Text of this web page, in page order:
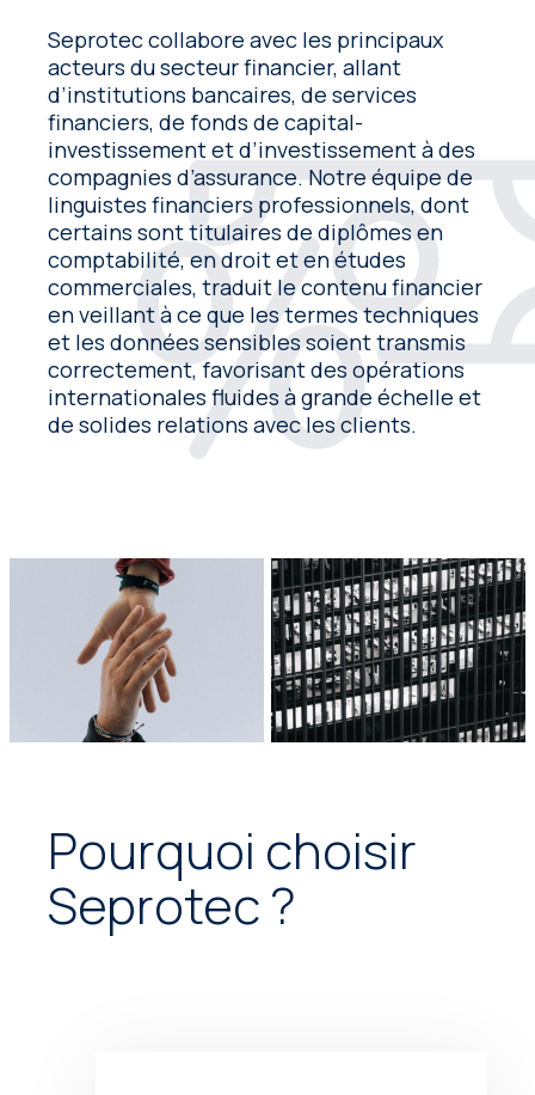
Seprotec collabore avec les principaux
acteurs du secteur financier, allant
d’institutions bancaires, de services
financiers, de fonds de capital-
investissement et d’investissement à des
compagnies d’assurance. Notre équipe de
linguistes financiers professionnels, dont
certains sont titulaires de diplômes en
comptabilité, en droit et en études
commerciales, traduit le contenu financier
en veillant à ce que les termes techniques
et les données sensibles soient transmis
correctement, favorisant des opérations
internationales fluides à grande échelle et
de solides relations avec les clients.
Pourquoi choisir
Seprotec ?